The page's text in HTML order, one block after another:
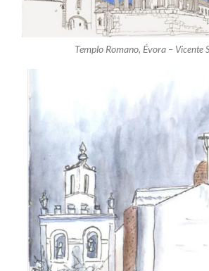
Templo Romano, Évora – Vicente